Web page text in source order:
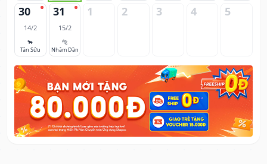
30
14/2
🐂
Tân Sửu
31
15/2
🐅
Nhâm Dần
1 2 3 4 5